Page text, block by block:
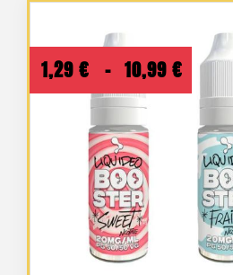
1,29 € – 10,99 €
Plage
de
prix :
1,29